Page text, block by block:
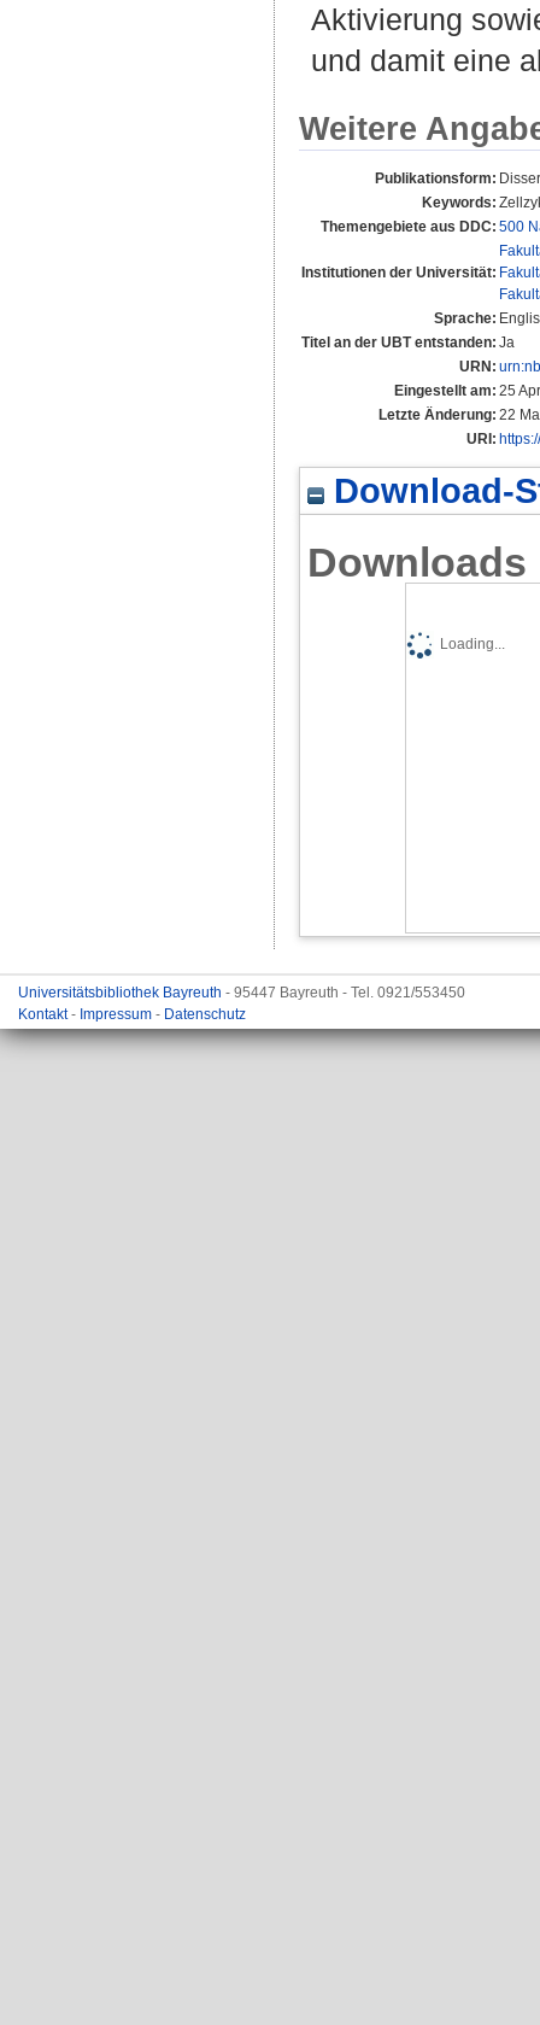
Aktivierung
und damit eine
Weitere
Publikationsform:
Keywords:
Themengebiete aus DDC: 500
Institutionen der Universität:
Sprache:
Titel an der UBT entstanden: Ja
URN:
Eingestellt am: 25
Letzte Änderung: 22
URI:
Download-
Downloads
Loading...
Universitätsbibliothek Bayreuth - 95447 Bayreuth - Tel. 0921/553450
Kontakt- Impressum - Datenschutz